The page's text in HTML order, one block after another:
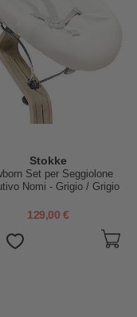
Stokke
Set per Seggiolone
Nomi - Grigio / Grigio
129,00 €